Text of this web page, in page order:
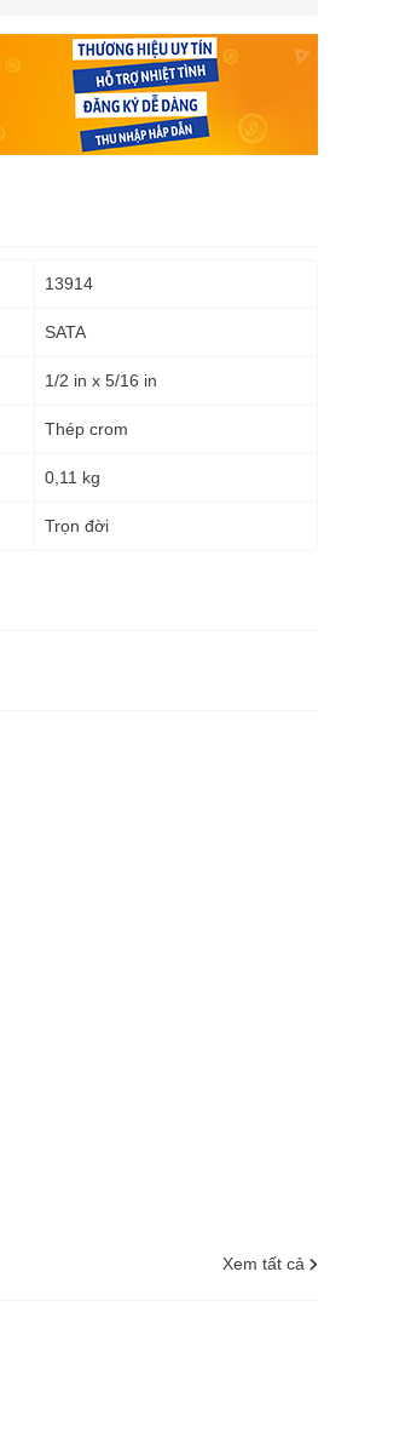
13914
SATA
1/2 in x 5/16 in
Thép crom
0,11 kg
Trọn đời
Xem tất cả